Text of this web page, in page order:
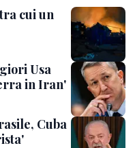
cui un
Usa
in Iran'
Cuba